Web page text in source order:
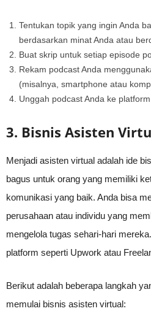
Tentukan topik yang ingin Anda
berdasarkan minat Anda atau
Buat skrip untuk setiap episode
Rekam podcast Anda
(misalnya, smartphone atau
Unggah podcast Anda ke platform
3. Bisnis Asisten
Menjadi asisten virtual adalah ide
bagus untuk orang yang memiliki
komunikasi yang baik. Anda bisa
perusahaan atau individu yang
mengelola tugas sehari-hari
platform seperti Upwork atau
Berikut adalah beberapa langkah
memulai bisnis asisten virtual: